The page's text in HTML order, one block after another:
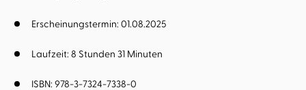
Erscheinungstermin: 01.08.2025
Laufzeit: 8 Stunden 31 Minuten
ISBN: 978-3-7324-7338-0